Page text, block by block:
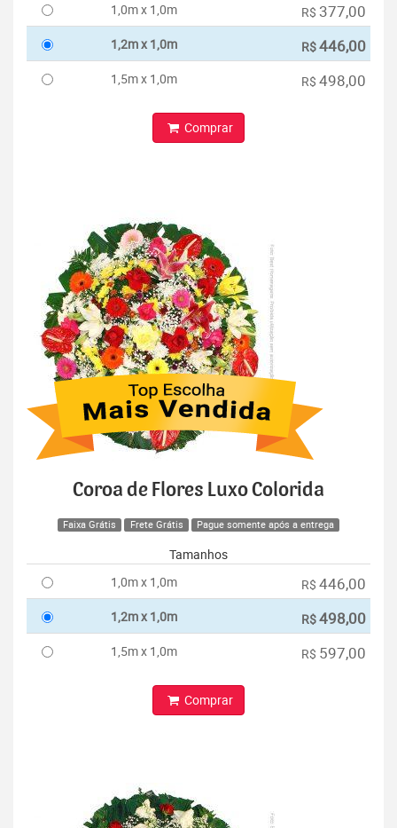
1,0m x 1,0m
R$ 377,00
1,2m x 1,0m R$446,00
1,5m x 1,0m R$ 498,00
Comprar
Coroa de Flores Luxo Colorida
Faixa Grátis Frete Grátis Pague somente após a entrega
Tamanhos
1,0m x 1,0m
R$ 446,00
1,2m x 1,0m R$498,00
1,5m x 1,0m R$ 597,00
Comprar